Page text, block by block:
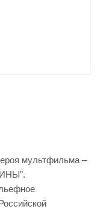
мультфильма –